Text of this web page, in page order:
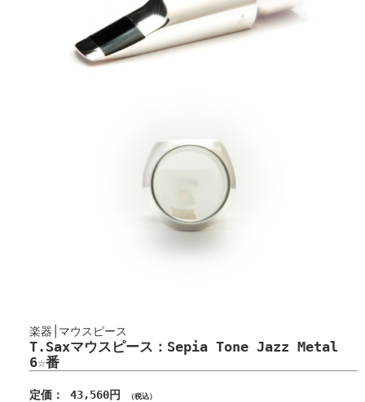
楽器│マウスピース
T.Saxマウスピース：Sepia Tone Jazz Metal
6☆番
定価： 43,560円 （税込）